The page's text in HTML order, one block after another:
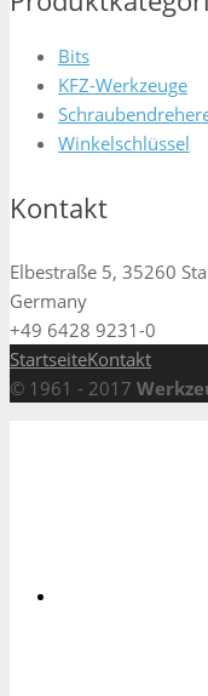
Bits
KFZ-Werkzeuge
Winkelschlüssel
Kontakt
Elbestraße 5, 35260
Germany
+49 6428 9231-0
StartseiteKontakt
© 1961 - 2017